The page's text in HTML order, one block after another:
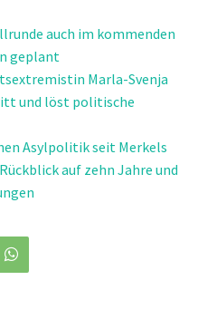
auch im kommenden
geplant
Marla-Svenja
und löst politische
Asylpolitik seit Merkels
auf zehn Jahre und